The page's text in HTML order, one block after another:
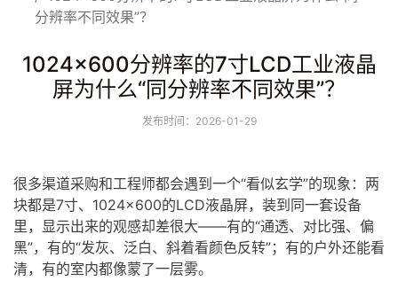
分辨率不同效果”？
1024×600分辨率的7寸LCD工业液晶
屏为什么“同分辨率不同效果”？
发布时间：2026-01-29
很多渠道采购和工程师都会遇到一个“看似玄学”的现象：两
块都是7寸、1024×600的LCD液晶屏，装到同一套设备
里，显示出来的观感却差很大——有的“通透、对比强、偏
黑”，有的“发灰、泛白、斜着看颜色反转”；有的户外还能看
清，有的室内都像蒙了一层雾。